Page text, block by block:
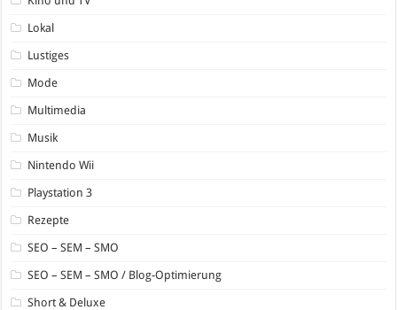
Lokal
Lustiges
Mode
Multimedia
Musik
Nintendo Wii
Playstation 3
Rezepte
SEO – SEM – SMO
SEO – SEM – SMO / Blog-Optimierung
Short & Deluxe